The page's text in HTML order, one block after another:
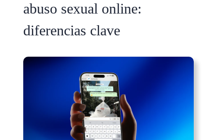
abuso sexual online:
diferencias clave